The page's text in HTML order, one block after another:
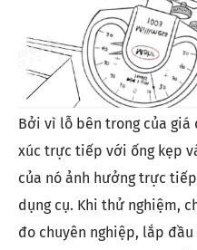
Bởi vì lỗ bên trong của
xúc trực tiếp với ống kẹp
của nó ảnh hưởng trực
dụng cụ. Khi thử nghiệm,
đo chuyên nghiệp, lắp